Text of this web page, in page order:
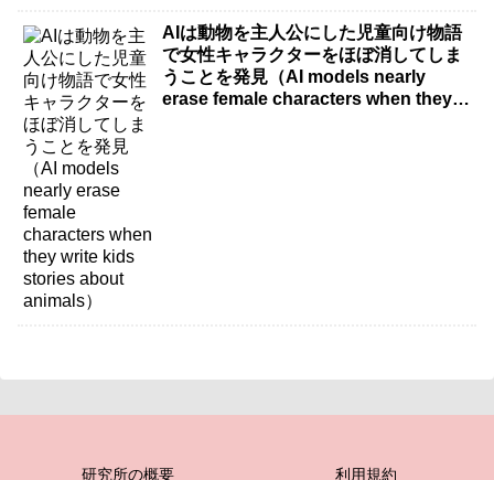
AIは動物を主人公にした児童向け物語
で女性キャラクターをほぼ消してしま
うことを発見（AI models nearly
erase female characters when they
研究所の概要 利用規約